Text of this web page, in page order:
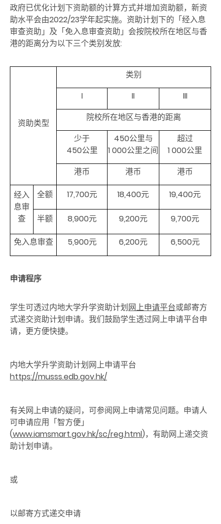
政府已优化计划下资助额的计算方式并增加资助额，新资
助水平会由2022/23学年起实施。资助计划下的「经入息
审查资助」及「免入息审查资助」会按院校所在地区与香
港的距离分为以下三个类别发放:
资助类型
类别
I
II
III
院校所在地区与香港的距离
少于
450公里
450公里与
1 000公里之间
超过
1 000公里
港币
港币 港币
经入
息审
查
全额 17,700元 18,400元 19,400元
半额 8,900元 9,200元 9,700元
免入息审查 5,900元 6,200元 6,500元
申请程序
学生可透过内地大学升学资助计划网上申请平台或邮寄方
式递交资助计划申请。我们鼓励学生透过网上申请平台申
请，更方便快捷。
内地大学升学资助计划网上申请平台
https://musss.edb.gov.hk/
有关网上申请的疑问，可参阅网上申请常见问题。申请人
可申请应用「智方便」
(www.iamsmart.gov.hk/sc/reg.html)，有助网上递交资
助计划申请。
或
以邮寄方式递交申请